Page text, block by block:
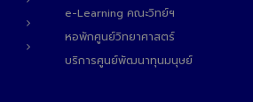
e-Learning คณะวิทย์ฯ
หอพักศูนย์วิทยาศาสตร์
บริการศูนย์พัฒนาทุนมนุษย์